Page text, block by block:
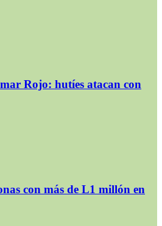
Rojo: hutíes atacan con
con más de L1 millón en